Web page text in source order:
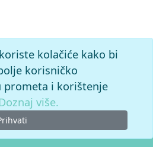
kolačiće kako bi
korisničko
prometa i korištenje
više.
Miroslav Krleža